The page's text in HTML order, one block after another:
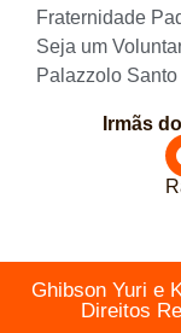
Fraternidade
Seja um
Palazzolo
Irmãs
Ghibson Yuri e
Direitos